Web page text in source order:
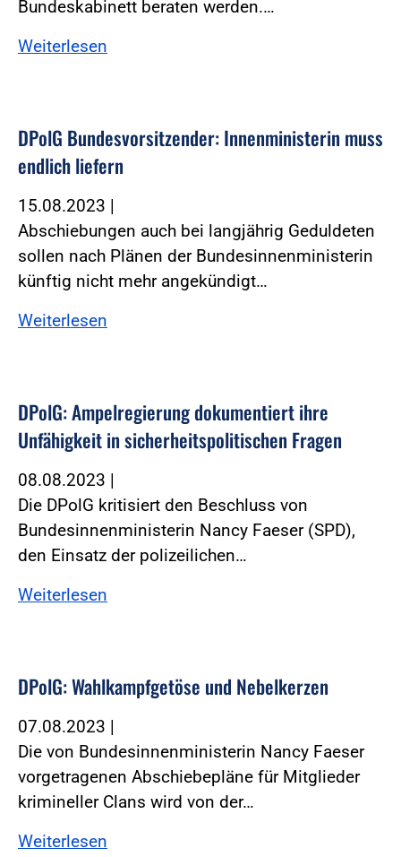
Bundeskabinett beraten werden.…
Weiterlesen
DPolG Bundesvorsitzender: Innenministerin muss
endlich liefern
15.08.2023 |
Abschiebungen auch bei langjährig Geduldeten
sollen nach Plänen der Bundesinnenministerin
künftig nicht mehr angekündigt…
Weiterlesen
DPolG: Ampelregierung dokumentiert ihre
Unfähigkeit in sicherheitspolitischen Fragen
08.08.2023 |
Die DPolG kritisiert den Beschluss von
Bundesinnenministerin Nancy Faeser (SPD),
den Einsatz der polizeilichen…
Weiterlesen
DPolG: Wahlkampfgetöse und Nebelkerzen
07.08.2023 |
Die von Bundesinnenministerin Nancy Faeser
vorgetragenen Abschiebepläne für Mitglieder
krimineller Clans wird von der…
Weiterlesen